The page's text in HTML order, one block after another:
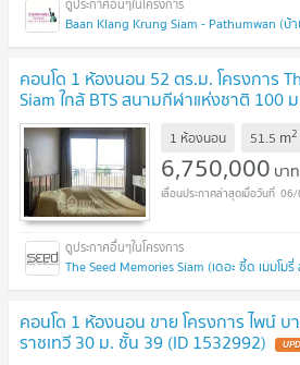
Baan Klang Krung Siam - Pathumwan (
คอนโด 1 ห้องนอน 52 ตร.ม. โครงการ
Siam ใกล้ BTS สนามกีฬาแห่งชาติ 100
!
1 ห้องนอน 51.5 m2
6,750,000 บาท
The Seed Memories Siam (เดอะ ซี้ด เมมโม
คอนโด 1 ห้องนอน ขาย โครงการ ไพน์ บ
ราชเทวี 30 ม. ชั้น 39 (ID 1532992)